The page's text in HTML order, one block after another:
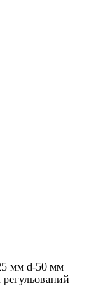
мм d-50 мм